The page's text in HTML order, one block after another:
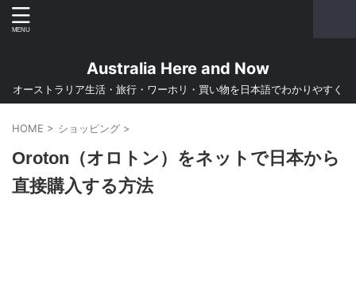
Australia Here and Now
オーストラリア生活・旅行・ワーホリ・買い物を日本語でわかりやすく
HOME > ショッピング >
Oroton（オロトン）をネットで日本から
直接購入する方法